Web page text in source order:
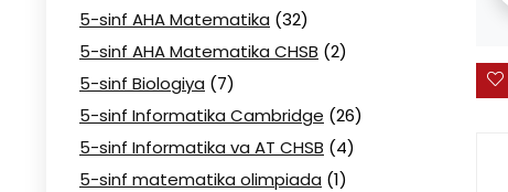
5-sinf AHA Matematika (32)
5-sinf AHA Matematika CHSB (2)
5-sinf Biologiya (7)
5-sinf Informatika Cambridge (26)
5-sinf Informatika va AT CHSB (4)
5-sinf matematika olimpiada (1)